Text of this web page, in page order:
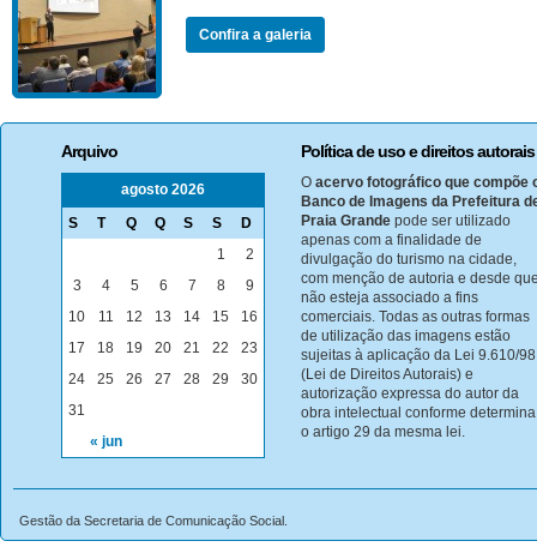
Confira a galeria
Arquivo
agosto 2026
S
T Q Q S S D
« jun
1
2
3
4 5 6 7 8
9
10
11 12 13 14 15
16
17
18 19 20 21 22
23
24
25 26 27 28 29
30
31
Política de uso e direitos autorais
O acervo fotográfico que compõe
Banco de Imagens da Prefeitura
Praia Grande pode ser utilizado
apenas com a finalidade de
divulgação do turismo na cidade,
com menção de autoria e desde
não esteja associado a fins
comerciais. Todas as outras formas
de utilização das imagens estão
sujeitas à aplicação da Lei 9.610/98
(Lei de Direitos Autorais) e
autorização expressa do autor da
obra intelectual conforme determina
o artigo 29 da mesma lei.
Gestão da Secretaria de Comunicação Social.